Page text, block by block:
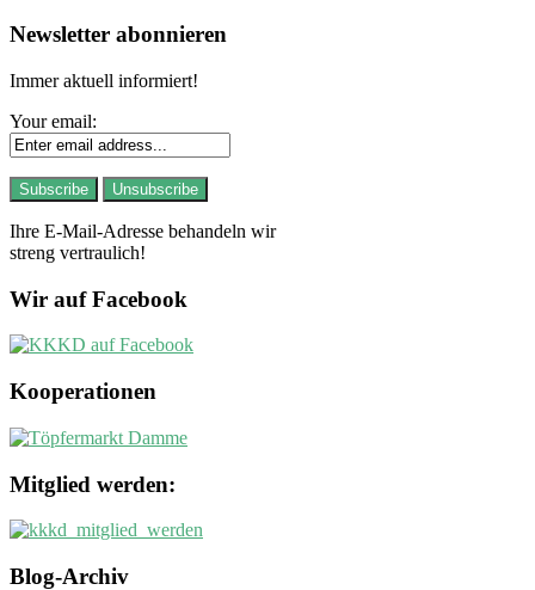
Newsletter abonnieren
Immer aktuell informiert!
Your email:
Ihre E-Mail-Adresse behandeln wir
streng vertraulich!
Wir auf Facebook
Kooperationen
Mitglied werden:
Blog-Archiv